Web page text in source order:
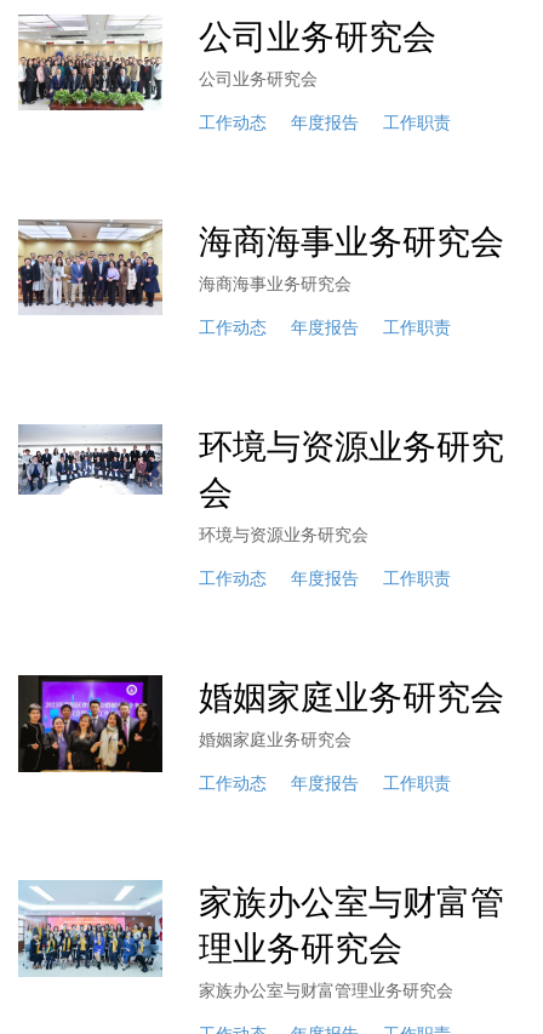
公司业务研究会
公司业务研究会
工作动态 年度报告 工作职责
海商海事业务研究会
海商海事业务研究会
工作动态 年度报告 工作职责
环境与资源业务研究
会
环境与资源业务研究会
工作动态 年度报告 工作职责
婚姻家庭业务研究会
婚姻家庭业务研究会
工作动态 年度报告 工作职责
家族办公室与财富管
理业务研究会
家族办公室与财富管理业务研究会